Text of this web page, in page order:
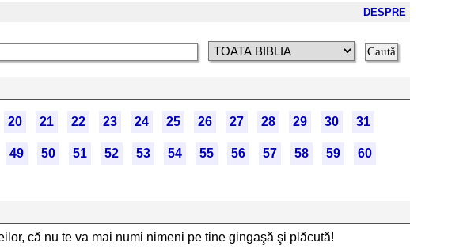
DESPRE
20 21 22 23 24 25 26 27 28 29 30 31
49 50 51 52 53 54 55 56 57 58 59 60
că nu te va mai numi nimeni pe tine gingaşă şi plăcută!